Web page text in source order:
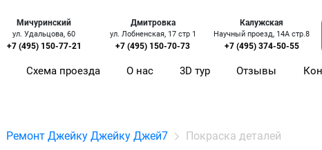
Мичуринский
ул. Удальцова, 60
+7 (495) 150-77-21
Дмитровка
ул. Лобненская, 17 стр 1
+7 (495) 150-70-73
Калужская
Научный проезд, 14А стр.8
+7 (495) 374-50-55
Схема проезда О нас 3D тур Отзывы
Ремонт Джейку Джейку Джей7 Покраска деталей